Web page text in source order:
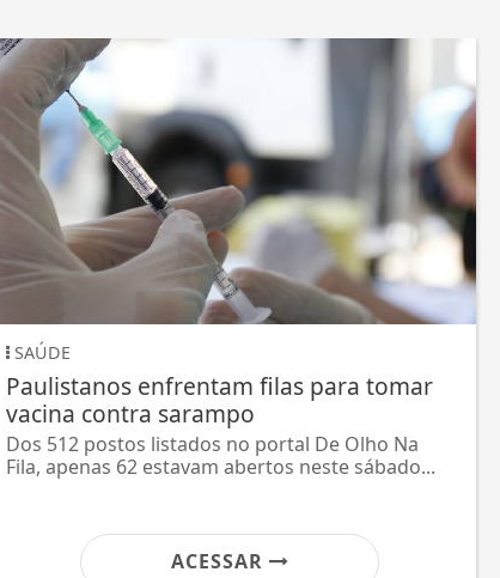
SAÚDE
Paulistanos enfrentam filas para tomar
vacina contra sarampo
Dos 512 postos listados no portal De Olho Na
Fila, apenas 62 estavam abertos neste sábado...
ACESSAR